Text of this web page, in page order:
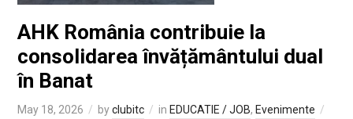
AHK România contribuie la
consolidarea învățământului dual
în Banat
May 18, 2026 byclubitc in EDUCATIE / JOB, Evenimente